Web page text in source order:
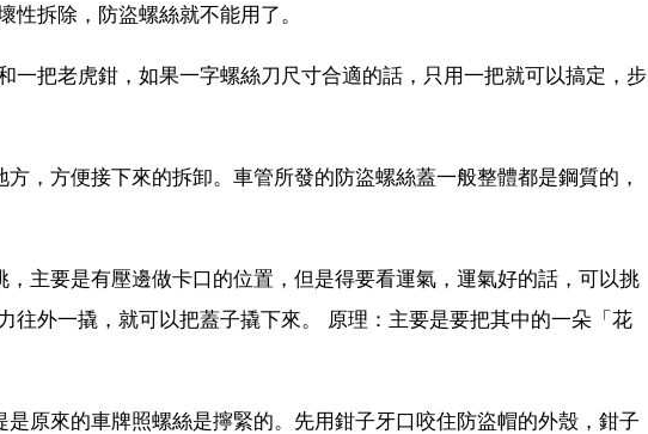
拆除，防盜螺絲就不能用了。
一把老虎鉗，如果一字螺絲刀尺寸合適的話，只用一把就可以搞定，步
，方便接下來的拆卸。車管所發的防盜螺絲蓋一般整體都是鋼質的，
主要是有壓邊做卡口的位置，但是得要看運氣，運氣好的話，可以挑
往外一撬，就可以把蓋子撬下來。 原理：主要是要把其中的一朵「花
原來的車牌照螺絲是擰緊的。先用鉗子牙口咬住防盜帽的外殼，鉗子